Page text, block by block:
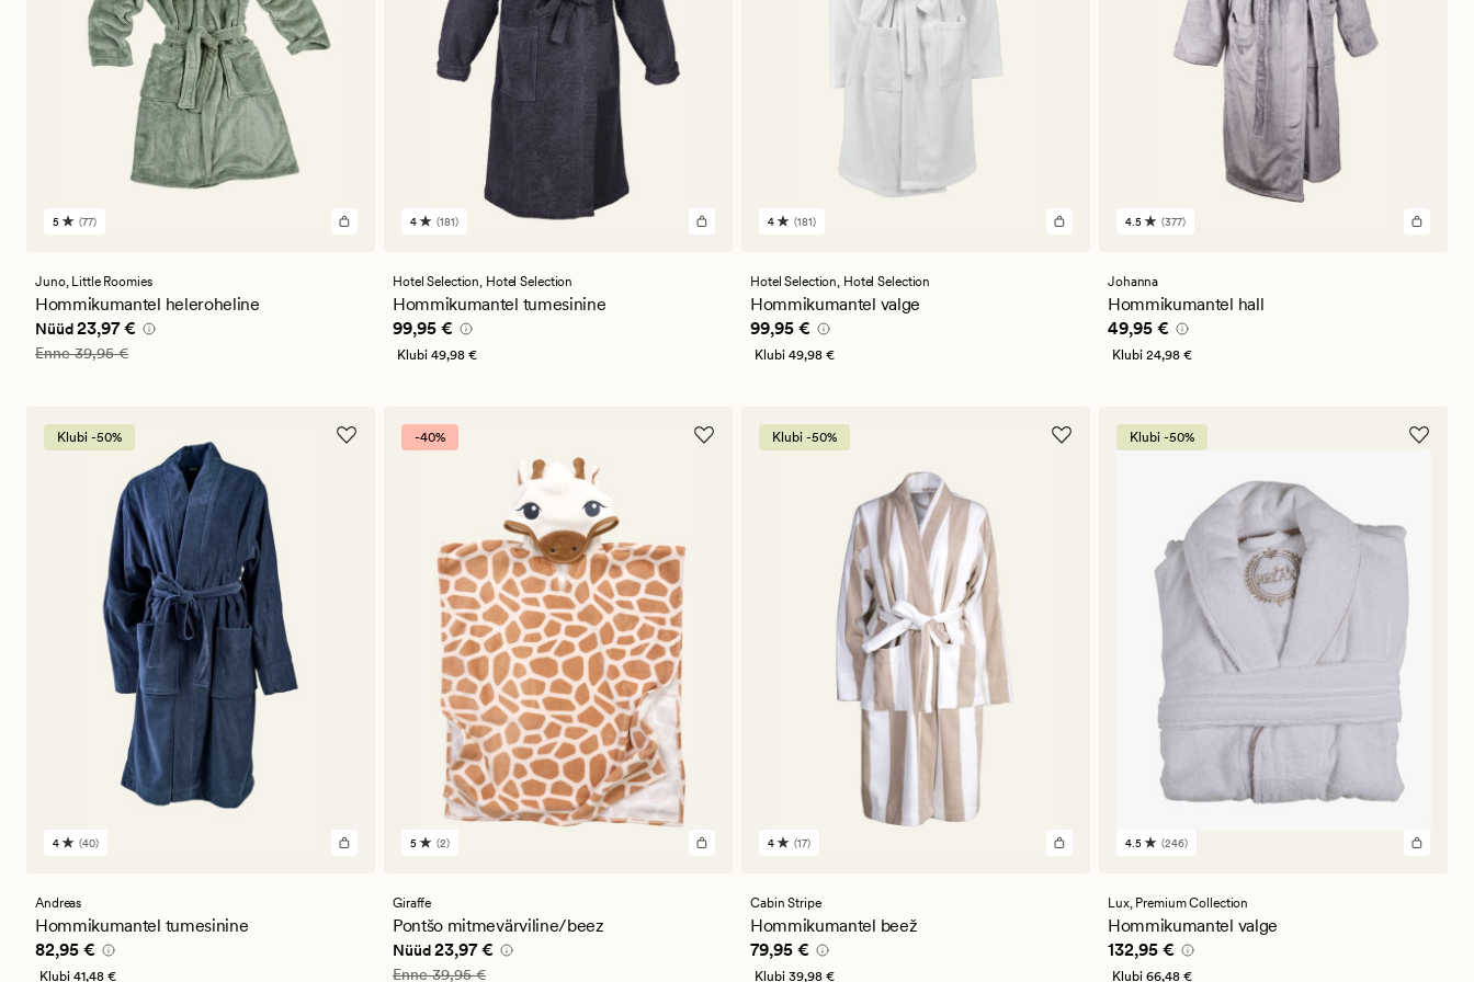
77
hinnanguga
5
5 (77)
Juno, Little Roomies
Hommikumantel heleroheline
Nåværende pris_ee
Nüüd23,97 €
Vanlig pris_ee
Enne39,95 €
181
hinnanguga
4
4 (181)
Hotel Selection, Hotel Selection
Hommikumantel tumesinine
Pris_ee 99,95 €
99,95 €
Klubi 49,98 €
181
hinnanguga
4
4 (181)
Hotel Selection, Hotel Selection
Hommikumantel valge
Pris_ee 99,95 €
99,95 €
Klubi 49,98 €
377
hinnanguga
4.5
4.5 (377)
Johanna
Hommikumantel hall
Pris_ee 49,95 €
49,95 €
Klubi 24,98 €
Klubi -50%
40
hinnanguga
4
4 (40)
Andreas
Hommikumantel tumesinine
Pris_ee 82,95 €
82,95 €
Klubi 41,48 €
-40%
2
hinnanguga
5
5 (2)
Giraffe
Pontšo mitmevärviline/beez
Nåværende pris_ee
Nüüd23,97 €
Vanlig pris_ee
Enne39,95 €
Klubi -50%
17
hinnanguga
4
4 (17)
Cabin Stripe
Hommikumantel beež
Pris_ee 79,95 €
79,95 €
Klubi 39,98 €
Klubi -50%
246
hinnanguga
4.5
4.5 (246)
Lux, Premium Collection
Hommikumantel valge
Pris_ee 132,95 €
132,95 €
Klubi 66,48 €